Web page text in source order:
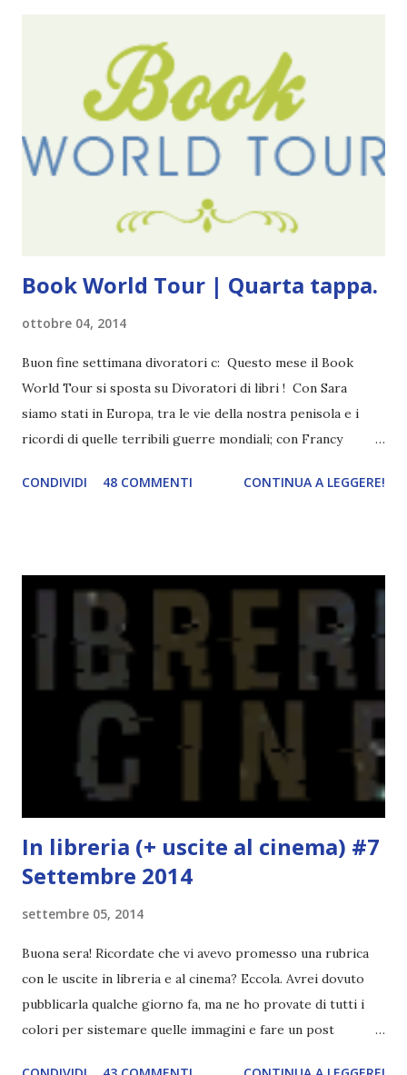
Pagine: 448 Editore: Newton Compton Editori
Pubblicazione: 10 Gennaio 2023 Traduttore: Laura Lancini
Trama: “Si chiama Michael Crist. È il fratello maggiore del
mio ragazzo ed è come quei film dell'orrore che guardi
coprendoti gli occhi. È bellissimo, forte, e assolutamente
visto, l'ho sentito. Le cose che ha fatto, i misfatti ch...
Book World Tour | Quarta tappa.
ottobre 04, 2014
Buon fine settimana divoratori c: Questo mese il Book
World Tour si sposta su Divoratori di libri ! Con Sara
siamo stati in Europa, tra le vie della nostra penisola e i
ricordi di quelle terribili guerre mondiali; con Francy
abbiamo vagato nella savana. Ora preparate le valigie che si
obiettivi! OBIETTIVI Iniziamo con un obiettivo facile facile:
L'Oceania è circondata dal mare! Un libro nel quale il mare è
l'elemento fondamentale. Un libro sulle sirene, un libro con
protagonisti dei surfisti.. un libro importante nella storia
della letteratura australiana, neozelandese, ecc . l'Oceania
è ricca di natura! Leggete un libro con una cover molto, ...
CONDIVIDI 48 COMMENTI CONTINUA A LEGGERE!
In libreria (+ uscite al cinema) #7
Settembre 2014
settembre 05, 2014
Buona sera! Ricordate che vi avevo promesso una rubrica
con le uscite in libreria e al cinema? Eccola. Avrei dovuto
pubblicarla qualche giorno fa, ma ne ho provate di tutti i
colori per sistemare quelle immagini e fare un post